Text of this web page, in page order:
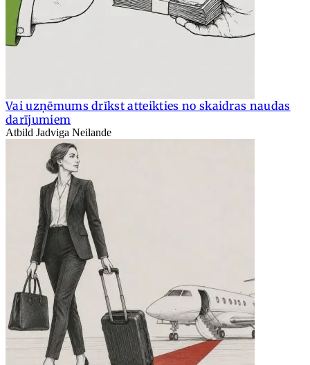
Vai uzņēmums drīkst atteikties no skaidras naudas
darījumiem
Atbild Jadviga Neilande